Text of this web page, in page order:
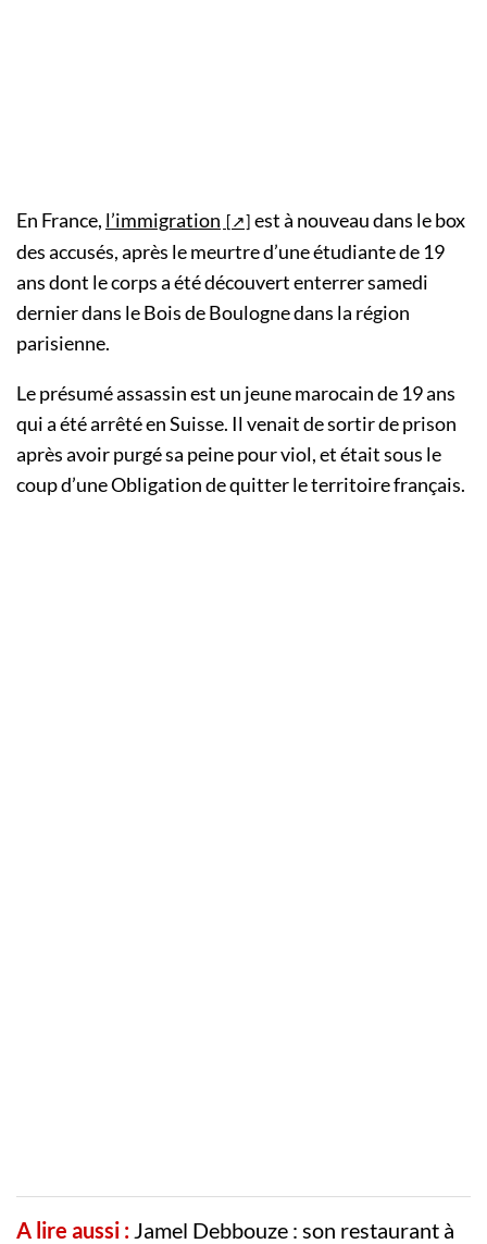
En France, l’immigration
est à nouveau dans le box
des accusés, après le meurtre d’une étudiante de 19
ans dont le corps a été découvert enterrer samedi
dernier dans le Bois de Boulogne dans la région
parisienne.
Le présumé assassin est un jeune marocain de 19 ans
qui a été arrêté en Suisse. Il venait de sortir de prison
après avoir purgé sa peine pour viol, et était sous le
coup d’une Obligation de quitter le territoire français.
A lire aussi : Jamel Debbouze : son restaurant à